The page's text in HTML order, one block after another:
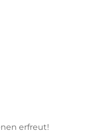
erfreut!